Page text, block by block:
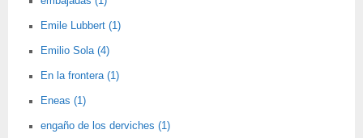
Emile Lubbert (1)
Emilio Sola (4)
En la frontera (1)
Eneas (1)
engaño de los derviches (1)